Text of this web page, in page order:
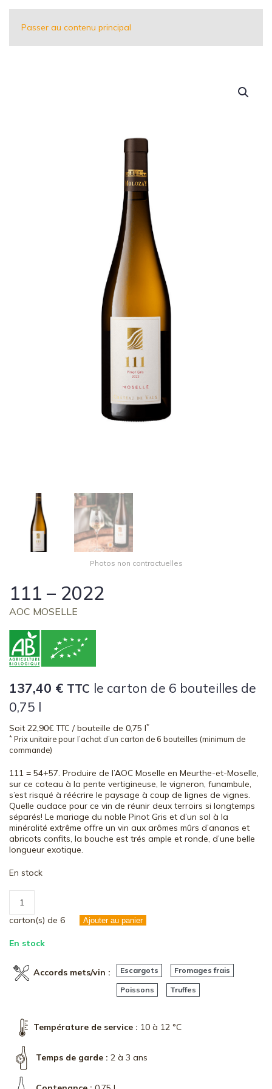
Passer au contenu principal
Photos non contractuelles
111 – 2022
AOC MOSELLE
137,40 € TTC le carton de 6 bouteilles de
0,75 l
Soit 22,90€TTC / bouteille de 0,75 l*
* Prix unitaire pour l’achat d’un carton de 6 bouteilles (minimum de
commande)
111 = 54+57. Produire de l’AOC Moselle en Meurthe-et-Moselle,
sur ce coteau à la pente vertigineuse, le vigneron, funambule,
s’est risqué à réécrire le paysage à coup de lignes de vignes.
Quelle audace pour ce vin de réunir deux terroirs si longtemps
séparés! Le mariage du noble Pinot Gris et d’un sol à la
minéralité extrême offre un vin aux arômes mûrs d’ananas et
abricots confits, la bouche est trés ample et ronde, d’une belle
longueur exotique.
En stock
111
2022
carton(s) de 6 Ajouter au panier
En stock
Accords mets/vin : Escargots Fromages frais
Poissons Truffes
Température de service : 10 à 12 °C
Temps de garde : 2 à 3 ans